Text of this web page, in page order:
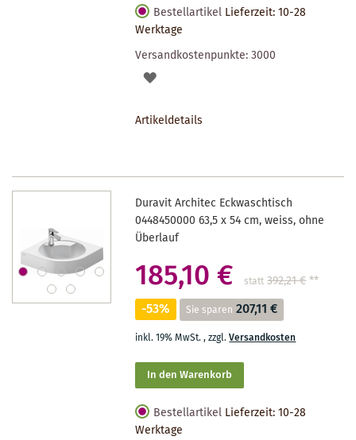
Bestellartikel Lieferzeit: 10-28
Werktage
Versandkostenpunkte:3000
AUF
Artikeldetails
Duravit Architec Eckwaschtisch
0448450000 63,5 x 54 cm, weiss, ohne
Überlauf
185,10 € statt 392,21 €**
-53% Sie sparen 207,11 €
inkl. 19% MwSt.,zzgl.Versandkosten
In den Warenkorb
Bestellartikel Lieferzeit: 10-28
Werktage